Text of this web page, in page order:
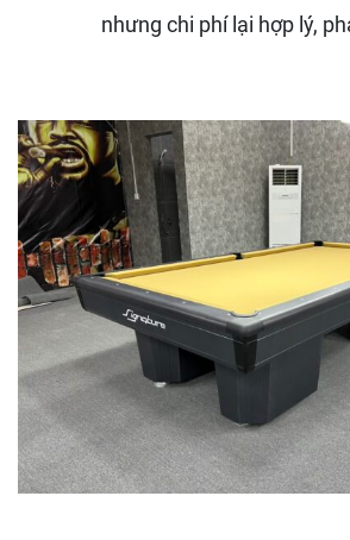
nhưng chi phí lại hợp lý,